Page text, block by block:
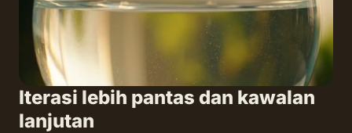
Iterasi lebih pantas dan kawalan
lanjutan